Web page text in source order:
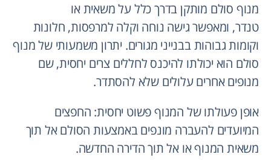
מנוף סולם מותקן בדרך כלל על משאית או
טנדר, ומאפשר גישה נוחה וקלה למרפסות, חלונות
וקומות גבוהות בבנייני מגורים. יתרון משמעותי של מנוף
סולם הוא יכולתו להיכנס לחללים צרים יחסית, שם
מנופים אחרים עלולים שלא להסתדר.
אופן פעולתו של המנוף פשוט יחסית: החפצים
המיועדים להעברה מונפים באמצעות הסולם אל תוך
משאית המנוף או אל תוך הדירה החדשה.